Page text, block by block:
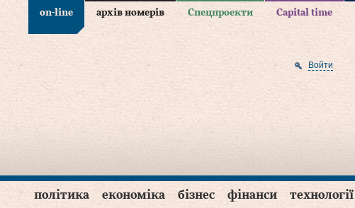
on-line архів номерів Спецпроекти Capital time
Войти
політика економіка бізнес фінанси технології